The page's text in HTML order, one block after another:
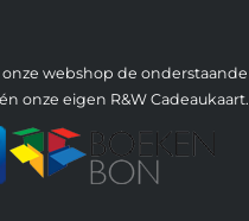
webshop de onderstaande
onze eigen R&W Cadeaukaart.